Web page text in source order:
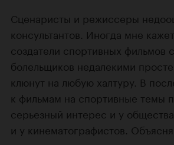
Сценаристы и режиссеры
консультантов. Иногда мне
создатели спортивных фильмов
болельщиков недалекими
клюнут на любую халтуру. В
к фильмам на спортивные темы
серьезный интерес и у общества,
и у кинематографистов.